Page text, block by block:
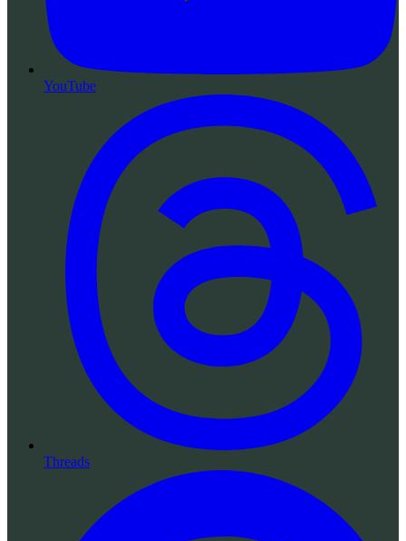
YouTube
Threads